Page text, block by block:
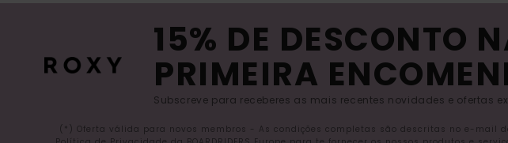
15% DE DESCONTO
PRIMEIRA
Subscreve para receberes as mais recentes novidades e ofertas
(*) Oferta válida para novos membros - As condições completas são descritas no e-mail